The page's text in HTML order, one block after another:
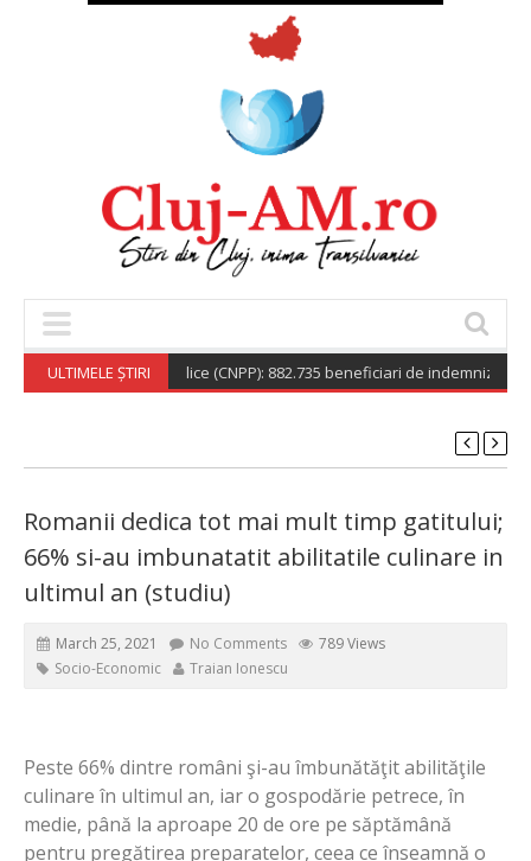
ULTIMELE ȘTIRI
de Pensii Publice (CNPP): 882.735 beneficiari de indemnizație
Romanii dedica tot mai mult timp gatitului;
66% si-au imbunatatit abilitatile culinare in
ultimul an (studiu)
March 25, 2021 No Comments
789 Views
Socio-Economic
Traian Ionescu
Peste 66% dintre români şi-au îmbunătăţit abilităţile
culinare în ultimul an, iar o gospodărie petrece, în
medie, până la aproape 20 de ore pe săptămână
pentru pregătirea preparatelor, ceea ce înseamnă o